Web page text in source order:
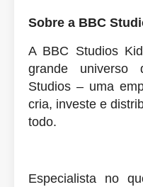
Sobre a BBC
A BBC Studios
grande universo
Studios – uma
cria, investe e
todo.
Especialista no